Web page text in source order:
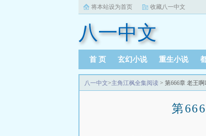
将本站设为首页 收藏八一中文
八一中文
首 页 玄幻小说 重生小说
八一中文>主角江枫全集阅读 > 第666章 老王
第